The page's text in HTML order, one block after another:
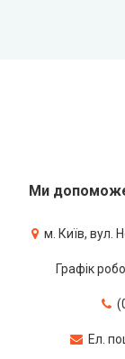
Ми
м. Київ, вул.
Графік
Ел.